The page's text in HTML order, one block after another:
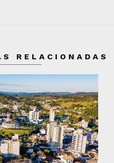
RELACIONADAS